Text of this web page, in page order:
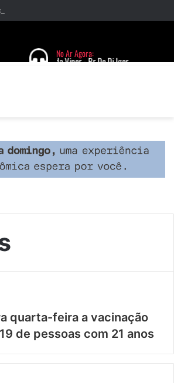
quarta-feira a vacinação
de pessoas com 21 anos